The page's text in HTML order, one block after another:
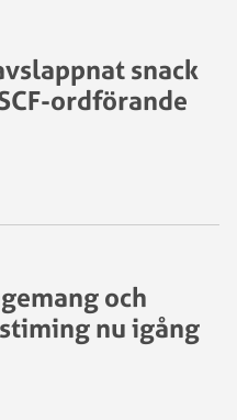
snack
ordförande
och
nu igång